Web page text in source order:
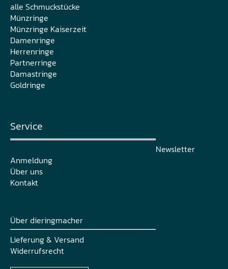
alle Schmuckstücke
Münzringe
Münzringe Kaiserzeit
Damenringe
Herrenringe
Partnerringe
Damastringe
Goldringe
Service
Newsletter
Anmeldung
Über uns
Kontakt
Über dieringmacher
Lieferung & Versand
Widerrufsrecht